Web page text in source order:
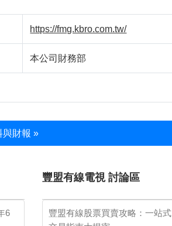
https://fmg.kbro.com.tw/
本公司財務部
與財報 »
6
豐盟有線電視 討論區
豐盟有線股票買賣攻略：一站式